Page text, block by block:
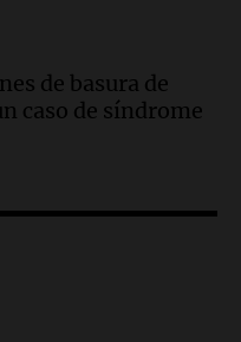
Concepción:
para
de Facundo
de basura de
caso de síndrome